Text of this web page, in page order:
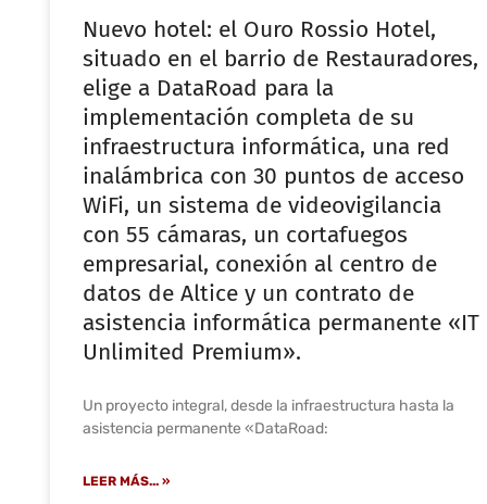
Nuevo hotel: el Ouro Rossio Hotel,
situado en el barrio de Restauradores,
elige a DataRoad para la
implementación completa de su
infraestructura informática, una red
inalámbrica con 30 puntos de acceso
WiFi, un sistema de videovigilancia
con 55 cámaras, un cortafuegos
empresarial, conexión al centro de
datos de Altice y un contrato de
asistencia informática permanente «IT
Unlimited Premium».
Un proyecto integral, desde la infraestructura hasta la
asistencia permanente «DataRoad:
LEER MÁS... »